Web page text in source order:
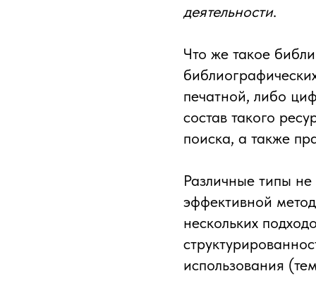
деятельности.
Что же такое
печатной, либо
состав такого
поиска, а также
Различные типы
эффективной
нескольких
использования